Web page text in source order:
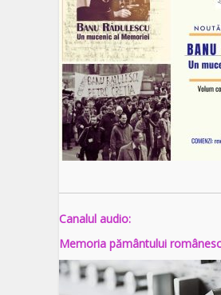
Canalul audio:
Memoria pământului